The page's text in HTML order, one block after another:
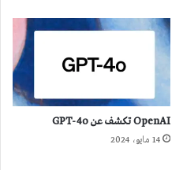
OpenAI تكشف عن GPT-4o
14 مايو، 2024